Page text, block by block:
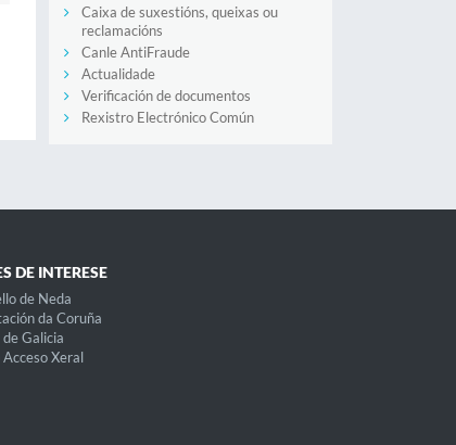
Caixa de suxestións, queixas ou
reclamacións
Canle AntiFraude
Actualidade
Verificación de documentos
Rexistro Electrónico Común
DE INTERESE
de Neda
da Coruña
Galicia
Xeral